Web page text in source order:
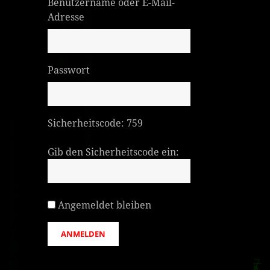
Adresse
Passwort
Sicherheitscode: 759
Gib den Sicherheitscode ein:
Angemeldet bleiben
ANMELDEN